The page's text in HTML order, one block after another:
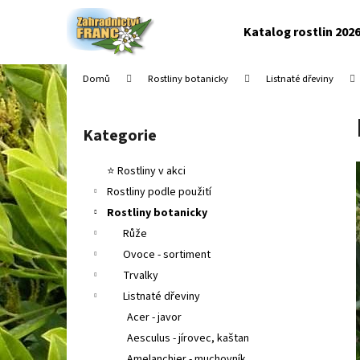
Katalog rostlin
Domů Rostliny botanicky Listnaté dřeviny
P
o
s
t
r
a
n
n
í
p
a
n
Přeskočit
kategorie
Kategorie
⭐ Rostliny v akci
Rostliny podle použití
Rostliny botanicky
Růže
Ovoce - sortiment
Trvalky
Listnaté dřeviny
Acer - javor
Aesculus - jírovec, kaštan
í
k
Zpět
do
obchodu
Zpět
do
obchodu